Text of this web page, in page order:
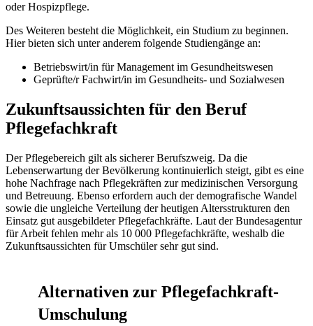
oder Hospizpflege.
Des Weiteren besteht die Möglichkeit, ein Studium zu beginnen.
Hier bieten sich unter anderem folgende Studiengänge an:
Betriebswirt/in für Management im Gesundheitswesen
Geprüfte/r Fachwirt/in im Gesundheits- und Sozialwesen
Zukunftsaussichten für den Beruf
Pflegefachkraft
Der Pflegebereich gilt als sicherer Berufszweig. Da die
Lebenserwartung der Bevölkerung kontinuierlich steigt, gibt es eine
hohe Nachfrage nach Pflegekräften zur medizinischen Versorgung
und Betreuung. Ebenso erfordern auch der demografische Wandel
sowie die ungleiche Verteilung der heutigen Altersstrukturen den
Einsatz gut ausgebildeter Pflegefachkräfte. Laut der Bundesagentur
für Arbeit fehlen mehr als 10 000 Pflegefachkräfte, weshalb die
Zukunftsaussichten für Umschüler sehr gut sind.
Alternativen zur Pflegefachkraft-
Umschulung